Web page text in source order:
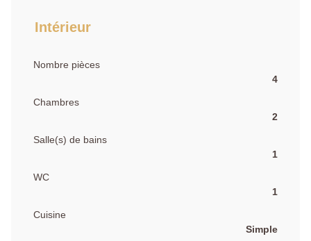
Intérieur
Nombre pièces
4
Chambres
2
Salle(s) de bains
1
WC
1
Cuisine
Simple